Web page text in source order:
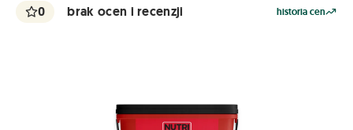
historia cen
0 brak ocen i recenzji